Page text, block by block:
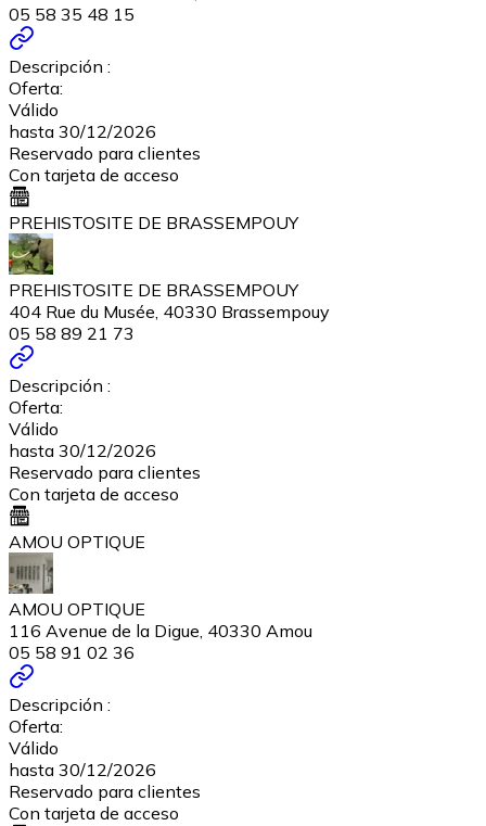
05 58 35 48 15
Descripción :
Oferta:
Válido
hasta 30/12/2026
Reservado para clientes
Con tarjeta de acceso
PREHISTOSITE DE BRASSEMPOUY
PREHISTOSITE DE BRASSEMPOUY
404 Rue du Musée, 40330 Brassempouy
05 58 89 21 73
Descripción :
Oferta:
Válido
hasta 30/12/2026
Reservado para clientes
Con tarjeta de acceso
AMOU OPTIQUE
AMOU OPTIQUE
116 Avenue de la Digue, 40330 Amou
05 58 91 02 36
Descripción :
Oferta:
Válido
hasta 30/12/2026
Reservado para clientes
Con tarjeta de acceso